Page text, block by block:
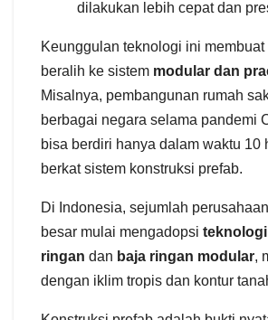
dilakukan lebih cepat dan
Keunggulan teknologi ini
beralih ke sistem modular dan
Misalnya, pembangunan rumah
berbagai negara selama pandemi
bisa berdiri hanya dalam waktu
berkat sistem konstruksi prefab.
Di Indonesia, sejumlah
besar mulai mengadopsi
ringan dan baja ringan modular,
dengan iklim tropis dan kontur